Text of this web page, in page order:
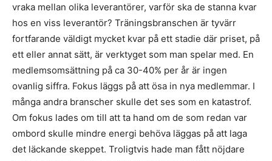
vraka mellan olika leverantörer, varför ska de stanna kvar
hos en viss leverantör? Träningsbranschen är tyvärr
fortfarande väldigt mycket kvar på ett stadie där priset, på
ett eller annat sätt, är verktyget som man spelar med. En
medlemsomsättning på ca 30-40% per år är ingen
ovanlig siffra. Fokus läggs på att ösa in nya medlemmar. I
många andra branscher skulle det ses som en katastrof.
Om fokus lades om till att ta hand om de som redan var
ombord skulle mindre energi behöva läggas på att laga
det läckande skeppet. Troligtvis hade man fått nöjdare